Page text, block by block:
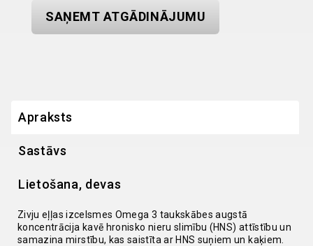
SAŅEMT ATGĀDINĀJUMU
Apraksts
Sastāvs
Lietošana, devas
Zivju eļļas izcelsmes Omega 3 taukskābes augstā
koncentrācija kavē hronisko nieru slimību (HNS) attīstību un
samazina mirstību, kas saistīta ar HNS suņiem un kaķiem.